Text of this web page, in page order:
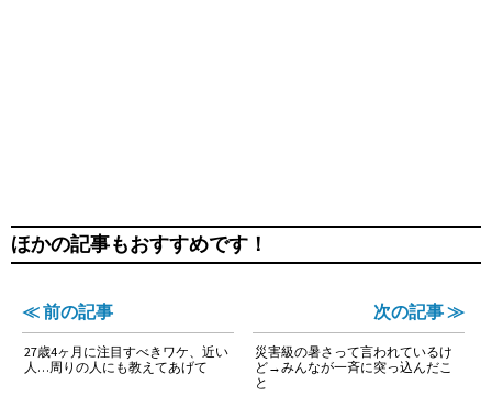
ほかの記事もおすすめです！
≪ 前の記事
27歳4ヶ月に注目すべきワケ、近い
人…周りの人にも教えてあげて
次の記事 ≫
災害級の暑さって言われているけ
ど→みんなが一斉に突っ込んだこ
と